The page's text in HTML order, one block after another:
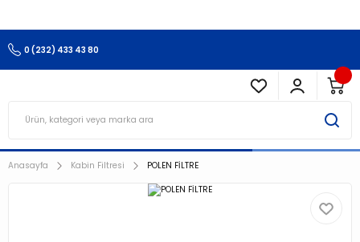
0 (232) 433 43 80
Anasayfa Kabin Filtresi POLEN FİLTRE